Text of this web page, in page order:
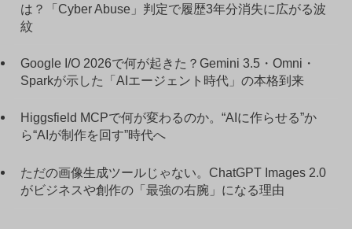
は？「Cyber Abuse」判定で履歴3年分消失に広がる波
紋
Google I/O 2026で何が起きた？Gemini 3.5・Omni・
Sparkが示した「AIエージェント時代」の本格到来
Higgsfield MCPで何が変わるのか。“AIに作らせる”か
ら“AIが制作を回す”時代へ
ただの画像生成ツールじゃない。ChatGPT Images 2.0
がビジネスや創作の「最強の右腕」になる理由